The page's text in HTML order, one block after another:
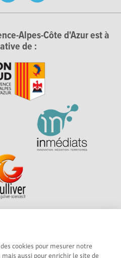
cookies pour mesurer notre
aussi pour enrichir le site de
Alpes-Côte d'Azur est à
de :
Côte d'Azur est à
et l'Innovation Provence-